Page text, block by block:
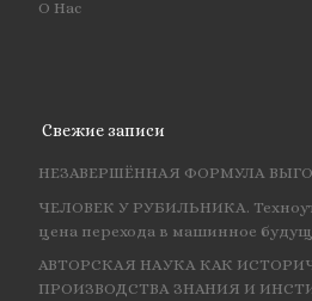
О Нас
Свежие записи
НЕЗАВЕРШЁННАЯ ФОРМУЛА
ЧЕЛОВЕК У РУБИЛЬНИКА.
цена перехода в машинное
АВТОРСКАЯ НАУКА КАК
ПРОИЗВОДСТВА ЗНАНИЯ И